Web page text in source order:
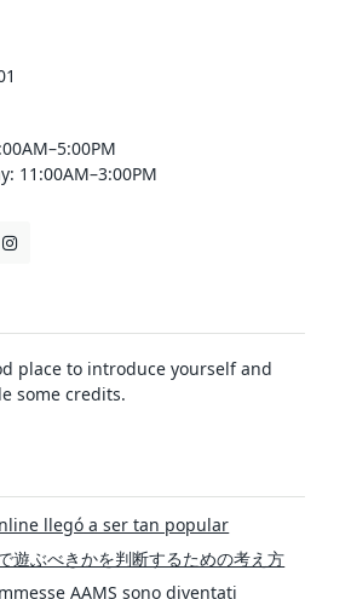
11:00AM–3:00PM
place to introduce yourself and
some credits.
llegó a ser tan popular
遊ぶべきかを判断するための考え方
AAMS sono diventati